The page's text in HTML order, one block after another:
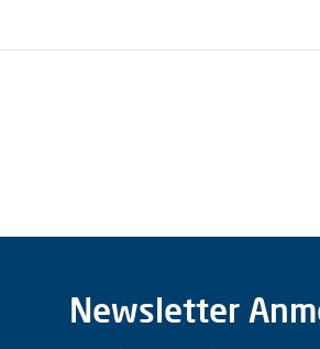
Newsletter